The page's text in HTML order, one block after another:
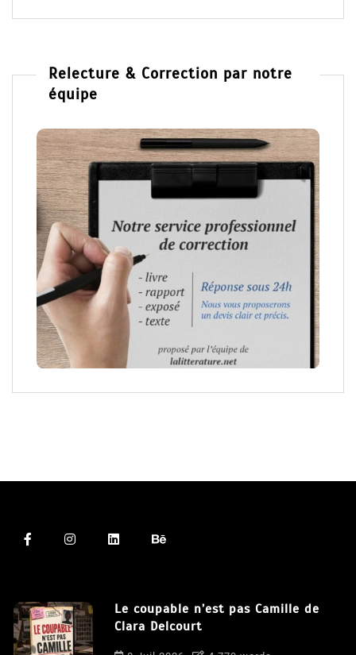
Relecture & Correction par notre
équipe
Le coupable n’est pas Camille de
Clara Delcourt